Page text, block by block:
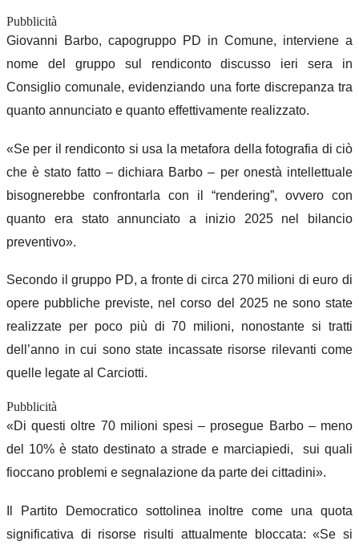
Pubblicità
Giovanni Barbo, capogruppo PD in Comune, interviene a
nome del gruppo sul rendiconto discusso ieri sera in
Consiglio comunale, evidenziando una forte discrepanza tra
quanto annunciato e quanto effettivamente realizzato.
«Se per il rendiconto si usa la metafora della fotografia di ciò
che è stato fatto – dichiara Barbo – per onestà intellettuale
bisognerebbe confrontarla con il “rendering”, ovvero con
quanto era stato annunciato a inizio 2025 nel bilancio
preventivo».
Secondo il gruppo PD, a fronte di circa 270 milioni di euro di
opere pubbliche previste, nel corso del 2025 ne sono state
realizzate per poco più di 70 milioni, nonostante si tratti
dell’anno in cui sono state incassate risorse rilevanti come
quelle legate al Carciotti.
Pubblicità
«Di questi oltre 70 milioni spesi – prosegue Barbo – meno
del 10% è stato destinato a strade e marciapiedi, sui quali
fioccano problemi e segnalazione da parte dei cittadini».
Il Partito Democratico sottolinea inoltre come una quota
significativa di risorse risulti attualmente bloccata: «Se si